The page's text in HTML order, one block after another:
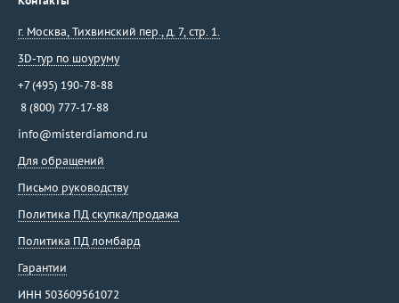
г. Москва Тихвинский пер., д. 7, стр. 1.
3D-тур по шоуруму
+7 (495) 190-78-88
8 (800) 777-17-88
info@misterdiamond.ru
Для обращений
Письмо руководству
Политика ПД скупка/продажа
Политика ПД ломбард
Гарантии
ИНН 503609561072